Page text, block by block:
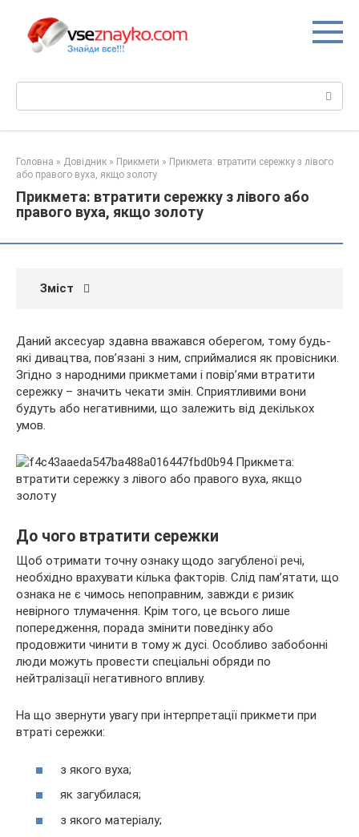
вмісту
Головна » Довідник » Прикмети » Прикмета: втратити сережку з лівого
або правого вуха, якщо золоту
Прикмета: втратити сережку з лівого або
правого вуха, якщо золоту
Зміст
Даний аксесуар здавна вважався оберегом, тому будь-
які дивацтва, пов’язані з ним, сприймалися як провісники.
Згідно з народними прикметами і повір’ями втратити
сережку – значить чекати змін. Сприятливими вони
будуть або негативними, що залежить від декількох
умов.
До чого втратити сережки
Щоб отримати точну ознаку щодо загубленої речі,
необхідно врахувати кілька факторів. Слід пам’ятати, що
ознака не є чимось непоправним, завжди є ризик
невірного тлумачення. Крім того, це всього лише
попередження, порада змінити поведінку або
продовжити чинити в тому ж дусі. Особливо забобонні
люди можуть провести спеціальні обряди по
нейтралізації негативного впливу.
На що звернути увагу при інтерпретації прикмети при
втраті сережки:
з якого вуха;
як загубилася;
з якого матеріалу;